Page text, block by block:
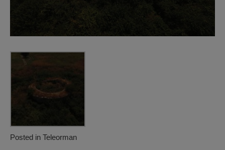
Posted in Teleorman